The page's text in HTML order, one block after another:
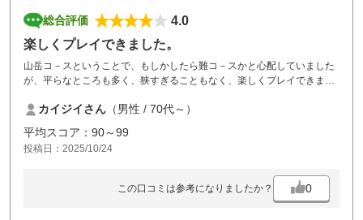
総合評価
4.0
楽しくプレイできました。
山岳コ－スということで、もしかしたら難コ－スかと心配していました
が、平らなところも多く、狭すぎることもなく、楽しくプレイできまし
ラフは一部のグリーンまわりだけです。食事は10月は韓国フェアでおい
しさ普通、アイスクリームやドリンクバ－は良かった。またチャレンジ
します。
カイジイさん （男性 / 70代～）
平均スコア：90～99
投稿日：2025/10/24
この口コミは参考になりましたか？ 0